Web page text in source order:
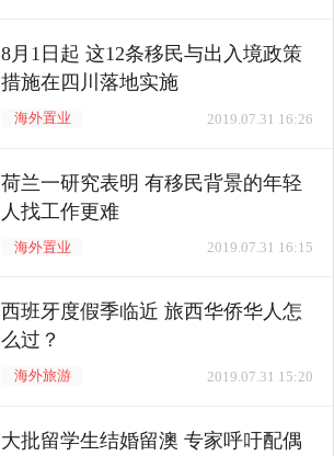
8月1日起 这12条移民与出入境政策
措施在四川落地实施
2019.07.31 16:26
海外置业
荷兰一研究表明 有移民背景的年轻
人找工作更难
2019.07.31 16:15
海外置业
西班牙度假季临近 旅西华侨华人怎
么过？
2019.07.31 15:20
海外旅游
大批留学生结婚留澳 专家呼吁配偶